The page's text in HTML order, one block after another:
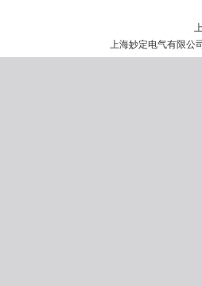
上海妙定电气有限公